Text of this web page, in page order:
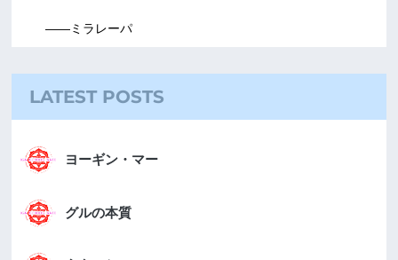
――ミラレーパ
LATEST POSTS
ヨーギン・マー
グルの本質